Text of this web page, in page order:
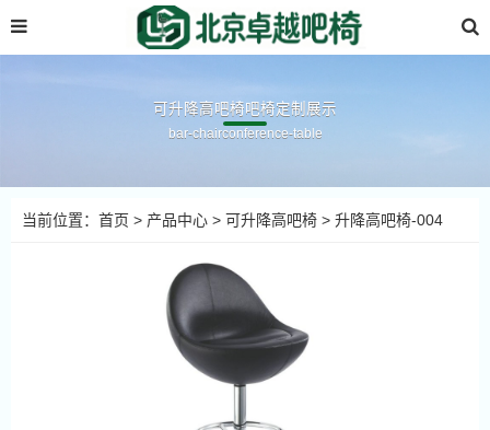
可升降高吧椅吧椅定制展示
bar-chairconference-table
当前位置： 首页 > 产品中心 > 可升降高吧椅 > 升降高吧椅-004